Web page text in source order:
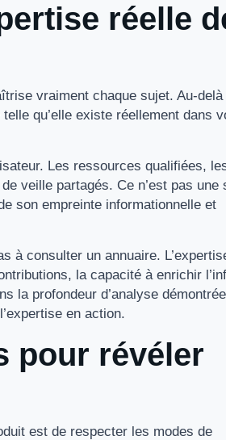
réelle
vraiment chaque sujet. Au-
qu’elle existe réellement dans
Les ressources qualifiées,
veille partagés. Ce n’est pas une
son empreinte informationnelle et
à consulter un annuaire.
la capacité à enrichir
la profondeur d’analyse
en action.
pour révéler
est de respecter les modes de